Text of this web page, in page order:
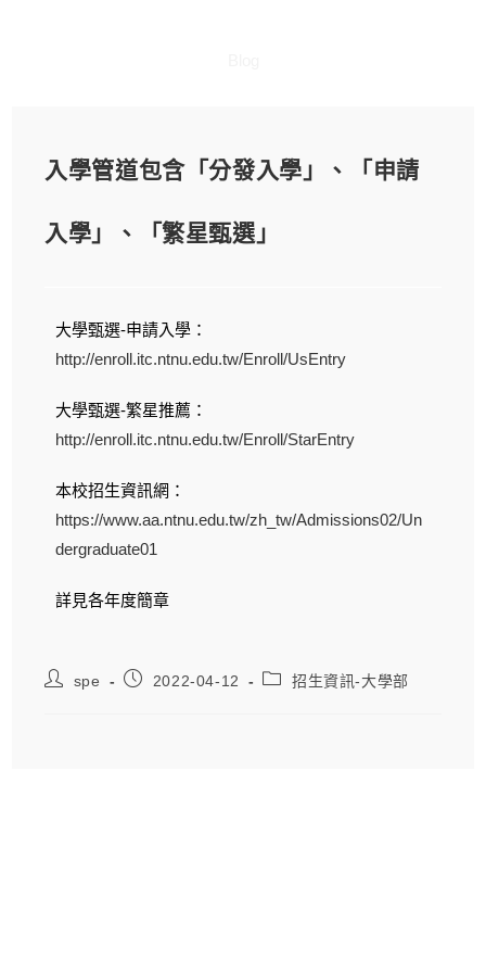
入學管道包含「分發入學」、「申請
入學」、「繁星甄選」
大學甄選-申請入學：
http://enroll.itc.ntnu.edu.tw/Enroll/UsEntry
大學甄選-繁星推薦：
http://enroll.itc.ntnu.edu.tw/Enroll/StarEntry
本校招生資訊網：
https://www.aa.ntnu.edu.tw/zh_tw/Admissions02/Un
dergraduate01
詳見各年度簡章
spe 2022-04-12 招生資訊-大學部